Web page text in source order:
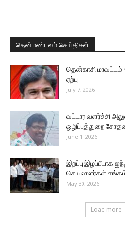
தென்மண்டலம் செய்திகள்
தென்காசி மாவட்டம் –
ஏற்பு
July 7, 2026
வட்டார வளர்ச்சி
ஒழிப்புத்துறை
June 1, 2026
இறப்பு இழப்பீடாக
செயலாளர்கள்
May 30, 2026
Load more